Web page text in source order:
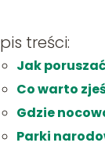
treści:
Jak
Co warto
Gdzie
Parki